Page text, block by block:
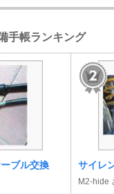
手帳ランキング
ブル交換 サイレ
M2-hide